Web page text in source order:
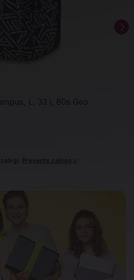
L, 33 l, 80s Geo
Preverite zalogo v